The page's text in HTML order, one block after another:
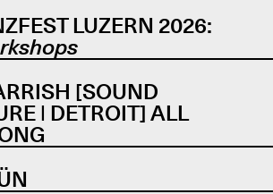
LUZERN 2026:
[SOUND
| DETROIT] ALL